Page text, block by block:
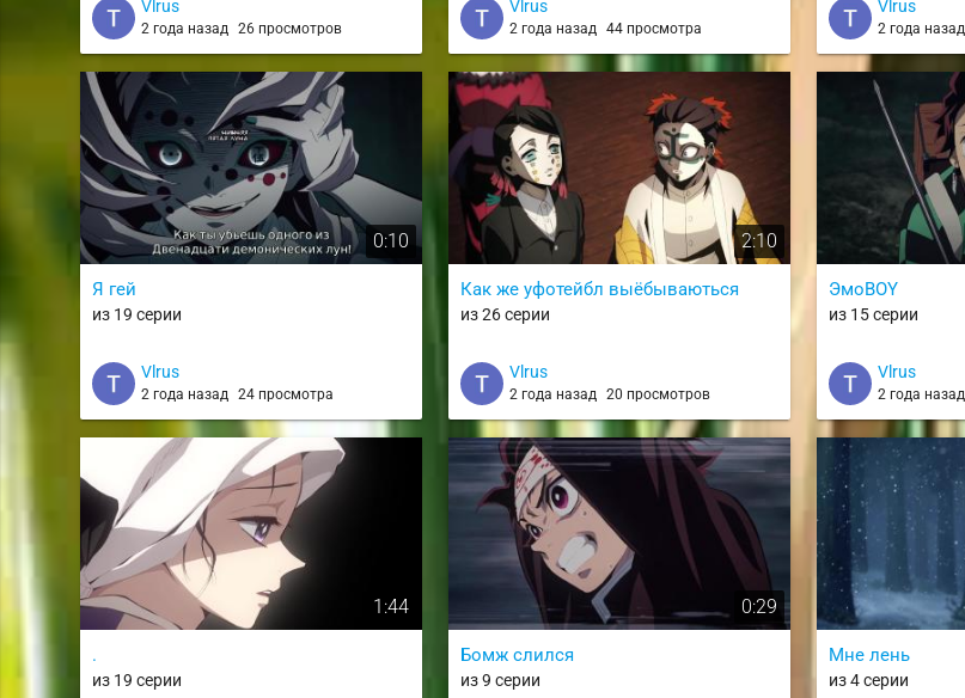
Vlrus
2 года назад 26 просмотров
Vlrus
2 года назад 44 просмотра
Vlrus
2 года назад
0:10
Я гей
из 19 серии
Vlrus
2 года назад 24 просмотра
2:10
Как же уфотейбл выёбываються
из 26 серии
Vlrus
2 года назад 20 просмотров
ЭмоBOY
из 15 серии
Vlrus
2 года назад
1:44
.
из 19 серии
0:29
Бомж слился
из 9 серии
Мне лень
из 4 серии